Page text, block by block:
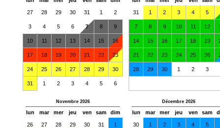
27 28 29 30 31 1 2
3 4 5 6 7 8 9
10 11 12 13 14 15 16
17 18 19 20 21 22 23
24 25 26 27 28 29 30
31 1 2 3 4 5 6
31 1 2 3 4 5
7 8 9 10 11 12
14 15 16 17 18 19
21 22 23 24 25 26
28 29 30 1 2 3
Novembre 2026
lun mar mer jeu ven sam dim
26 27 28 29 30 31 1
Décembre 2026
lun mar mer jeu ven sam
30 1 2 3 4 5